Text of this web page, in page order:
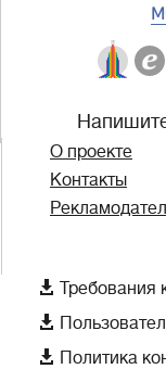
О проекте
Контакты
 Требования

 Политика